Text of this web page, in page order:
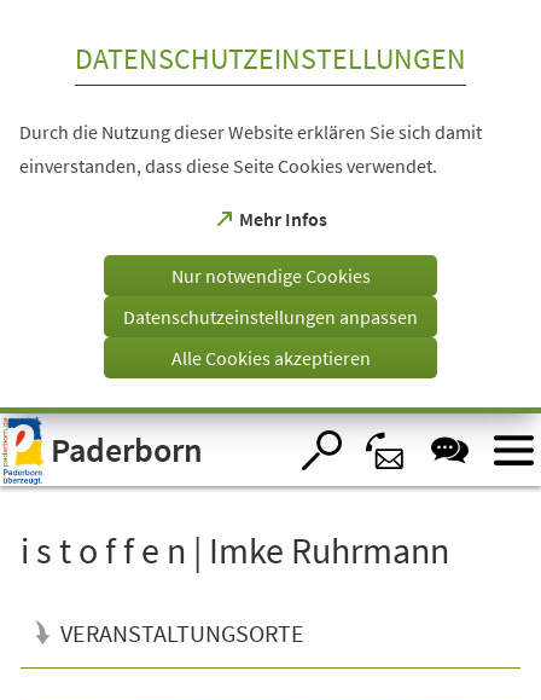
Visuelle
Assistenzsoftware
öffnen.
DATENSCHUTZEINSTELLUNGEN
Durch die Nutzung dieser Website erklären Sie sich damit
einverstanden, dass diese Seite Cookies verwendet.
Mehr Infos
(Öffnet
einem
Tab)
Nur notwendige Cookies
Datenschutzeinstellungen anpassen
Alle Cookies akzeptieren
Paderborn
i s t o f f e n | Imke Ruhrmann
VERANSTALTUNGSORTE